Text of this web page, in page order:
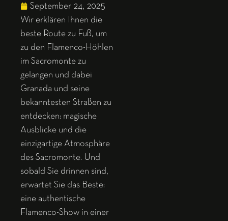
September 24, 2025
Wir erklären Ihnen die
beste Route zu Fuß, um
zu den Flamenco-Höhlen
im Sacromonte zu
gelangen und dabei
Granada und seine
bekanntesten Straßen zu
entdecken: magische
Ausblicke und die
einzigartige Atmosphäre
des Sacromonte. Und
sobald Sie drinnen sind,
erwartet Sie das Beste:
eine authentische
Flamenco-Show in einer